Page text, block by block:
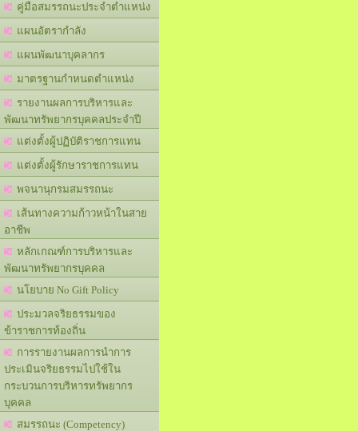
คู่มือสมรรถนะประจำตำแหน่ง
แผนอัตรากำลัง
แผนพัฒนาบุคลากร
มาตรฐานกำหนดตำแหน่ง
รายงานผลการบริหารและ
พัฒนาทรัพยากรบุคคลประจำปี
แต่งตั้งผู้ปฏิบัติราชการแทน
แต่งตั้งผู้รักษาราชการแทน
พจนานุกรมสมรรถนะ
เส้นทางความก้าวหน้าในสาย
อาชีพ
หลักเกณฑ์การบริหารและ
พัฒนาทรัพยากรบุคคล
นโยบาย No Gift Policy
ประมวลจริยธรรมของ
ข้าราชการท้องถิ่น
การรายงานผลการนำการ
ประเมินจริยธรรมไปใช้ใน
กระบวนการบริหารทรัพยากร
บุคคล
สมรรถนะ (Competency)